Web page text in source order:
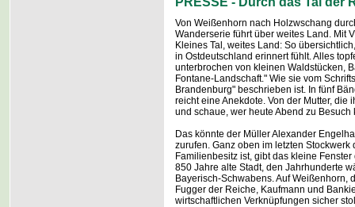
Von Weißenhorn nach Holzwschang
Wanderserie führt über weites Land. Mit
Kleines Tal, weites Land: So
in Ostdeutschland erinnert fühlt. Alles
unterbrochen von kleinen Waldstücken,
Fontane-Landschaft." Wie sie vom
Brandenburg" beschrieben ist. In fünf
reicht eine Anekdote. Von der Mutter,
und schaue, wer heute Abend zu Besuch
Das könnte der Müller Alexander
zurufen. Ganz oben im letzten
Familienbesitz ist, gibt das kleine
850 Jahre alte Stadt, den Jahrhunderte
Bayerisch-Schwabens. Auf Weißenhorn,
Fugger der Reiche, Kaufmann und
wirtschaftlichen Verknüpfungen sicher